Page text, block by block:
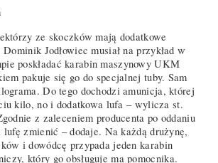
ze skoczków mają dodatkowe
Jodłowiec musiał na przykład w
poskładać karabin maszynowy UKM
pakuje się go do specjalnej tuby. Sam
Do tego dochodzi amunicja, której
kilo, no i dodatkowa lufa – wylicza st.
z zaleceniem producenta po oddaniu
lufę zmienić – dodaje. Na każdą drużynę,
i dowódcę przypada jeden karabin
który go obsługuje ma pomocnika.